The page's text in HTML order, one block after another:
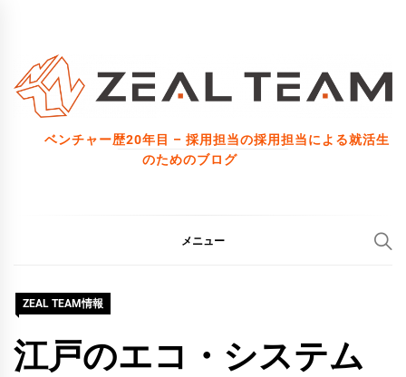
ン
ベンチャー歴20年目 – 採用担当の採用担当による就活生
のためのブログ
メニュー
ZEAL TEAM情報
江戸のエコ・システム